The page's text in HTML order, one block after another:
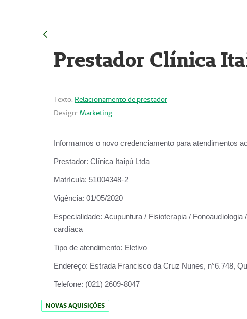
Prestador Clínica
Texto: Relacionamento de prestador
Design: Marketing
Informamos o novo credenciamento para atendimentos
Prestador: Clínica Itaipú Ltda
Matrícula: 51004348-2
Vigência: 01/05/2020
Especialidade: Acupuntura / Fisioterapia /
cardíaca
Tipo de atendimento: Eletivo
Endereço: Estrada Francisco da Cruz Nunes, n°6.748,
Telefone: (021) 2609-8047
NOVAS AQUISIÇÕES